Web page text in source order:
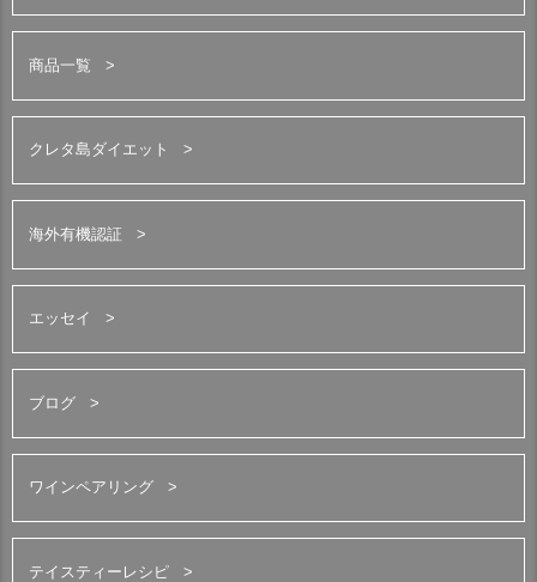
商品一覧
クレタ島ダイエット
海外有機認証
エッセイ
ブログ
ワインペアリング
テイスティーレシピ